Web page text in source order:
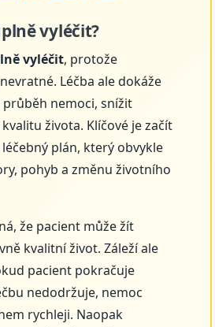
vyléčit?
vyléčit, protože
Léčba ale dokáže
nemoci, snížit
života. Klíčové je začít
plán, který obvykle
pohyb a změnu životního
že pacient může žít
kvalitní život. Záleží ale
pacient pokračuje
nedodržuje, nemoc
rychleji. Naopak